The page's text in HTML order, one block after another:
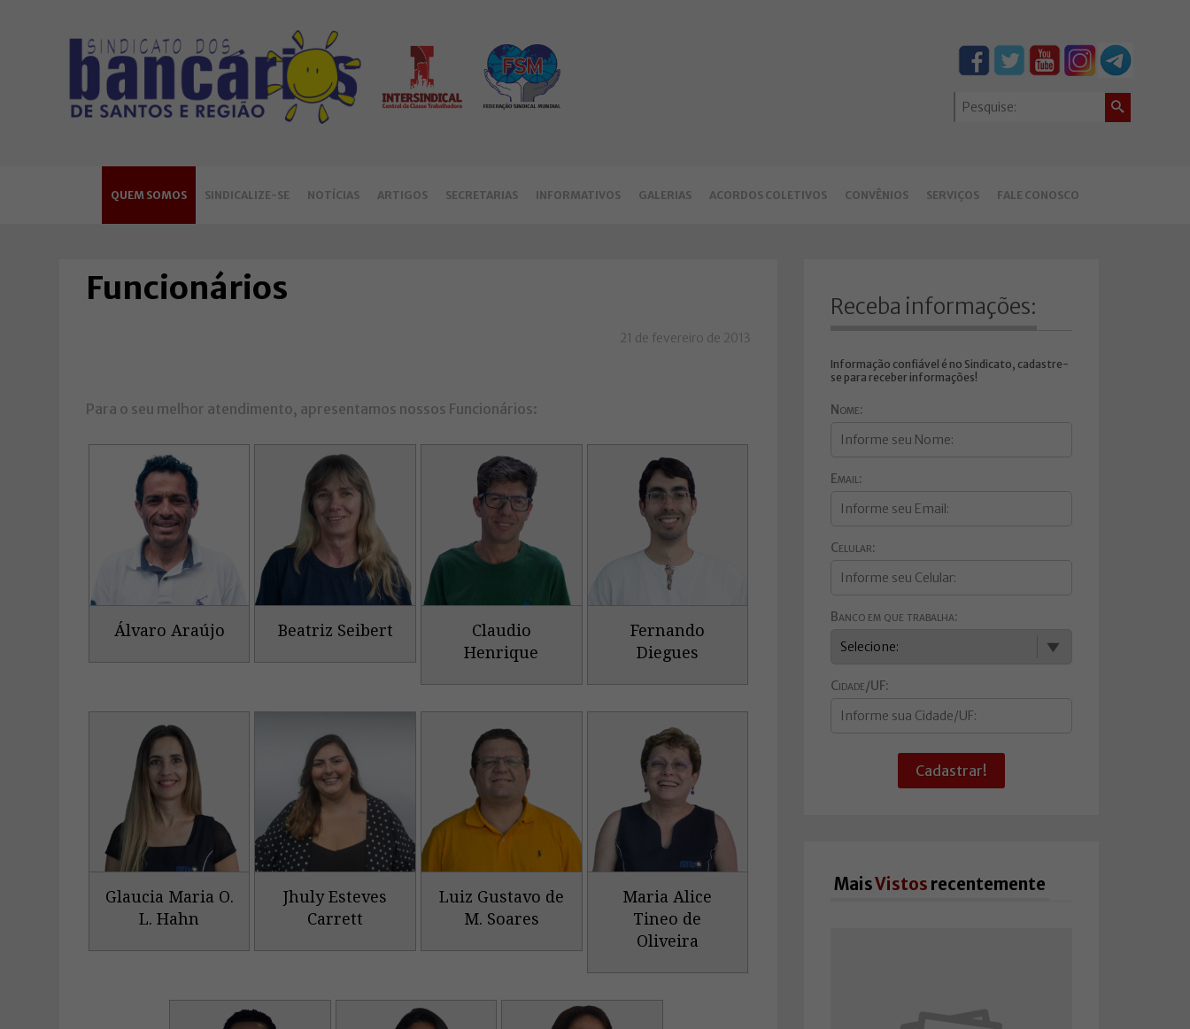
QUEM SOMOS SINDICALIZE-SE NOTÍCIAS ARTIGOS SECRETARIAS INFORMATIVOS GALERIAS ACORDOS COLETIVOS CONVÊNIOS SERVIÇOS FALE CONOSCO
Funcionários
21 de fevereiro de 2013
Para o seu melhor atendimento, apresentamos nossos Funcionários:
Álvaro Araújo Beatriz Seibert
Claudio
Henrique
Fernando
Diegues
Glaucia Maria O.
L. Hahn
Jhuly Esteves
Carrett
Luiz Gustavo de
M. Soares
Maria Alice
Tineo de
Oliveira
Receba informações:
Informação confiável é no Sindicato, cadastre-
se para receber informações!
Nome:
Email:
Celular:
Banco em que trabalha:
Cidade/UF:
Cadastrar!
MaisVistos recentemente